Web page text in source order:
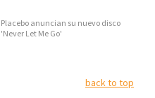
Placebo anuncian su nuevo disco
'Never Let Me Go'
back to top